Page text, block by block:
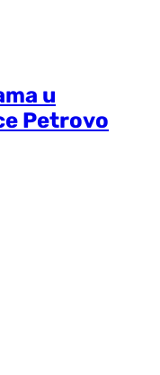
u
Petrovo